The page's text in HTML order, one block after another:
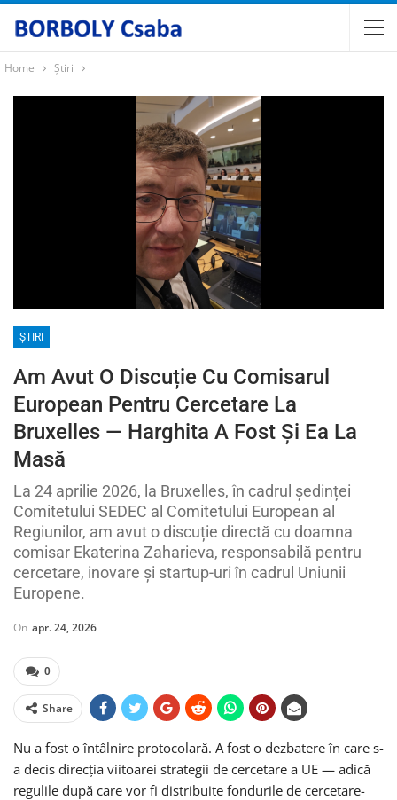
Home Știri
ȘTIRI
Am Avut O Discuție Cu Comisarul
European Pentru Cercetare La
Bruxelles — Harghita A Fost Și Ea La
Masă
La 24 aprilie 2026, la Bruxelles, în cadrul ședinței
Comitetului SEDEC al Comitetului European al
Regiunilor, am avut o discuție directă cu doamna
comisar Ekaterina Zaharieva, responsabilă pentru
cercetare, inovare și startup-uri în cadrul Uniunii
Europene.
On apr. 24, 2026
0
Share
Nu a fost o întâlnire protocolară. A fost o dezbatere în care s-
a decis direcția viitoarei strategii de cercetare a UE — adică
regulile după care vor fi distribuite fondurile de cercetare-